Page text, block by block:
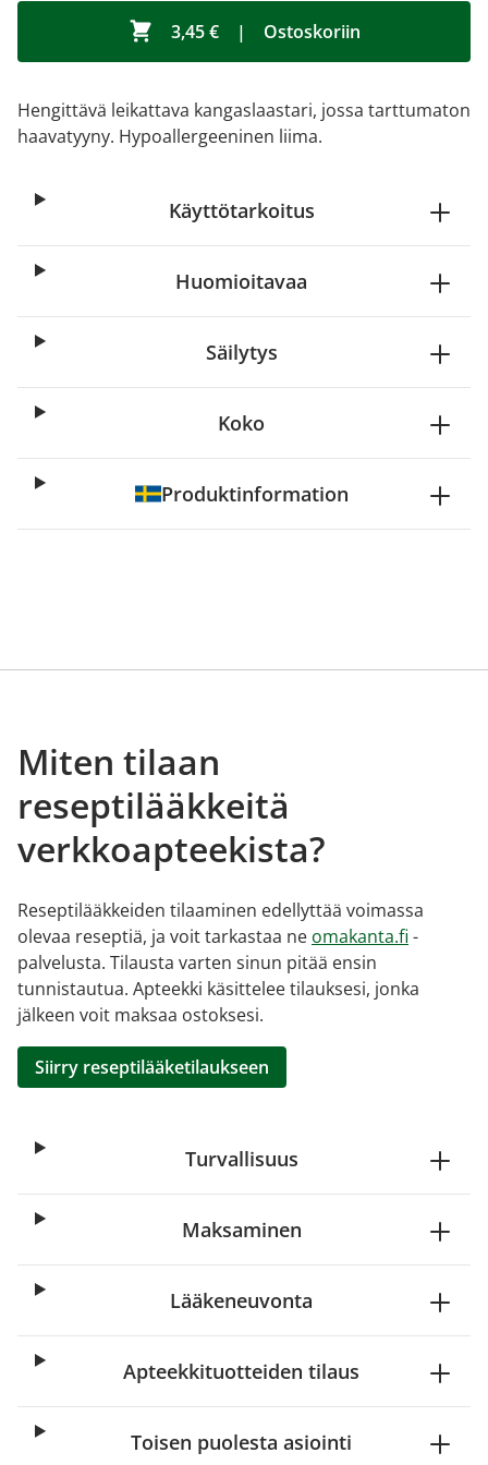
3,45 € | Ostoskoriin
Hengittävä leikattava kangaslaastari, jossa tarttumaton
haavatyyny. Hypoallergeeninen liima.
Käyttötarkoitus
Huomioitavaa
Säilytys
Koko
Produktinformation
Miten tilaan
reseptilääkkeitä
verkkoapteekista?
Reseptilääkkeiden tilaaminen edellyttää voimassa
olevaa reseptiä, ja voit tarkastaa ne omakanta.fi -
palvelusta. Tilausta varten sinun pitää ensin
tunnistautua. Apteekki käsittelee tilauksesi, jonka
jälkeen voit maksaa ostoksesi.
Siirry reseptilääketilaukseen
Turvallisuus
Maksaminen
Lääkeneuvonta
Apteekkituotteiden tilaus
Toisen puolesta asiointi